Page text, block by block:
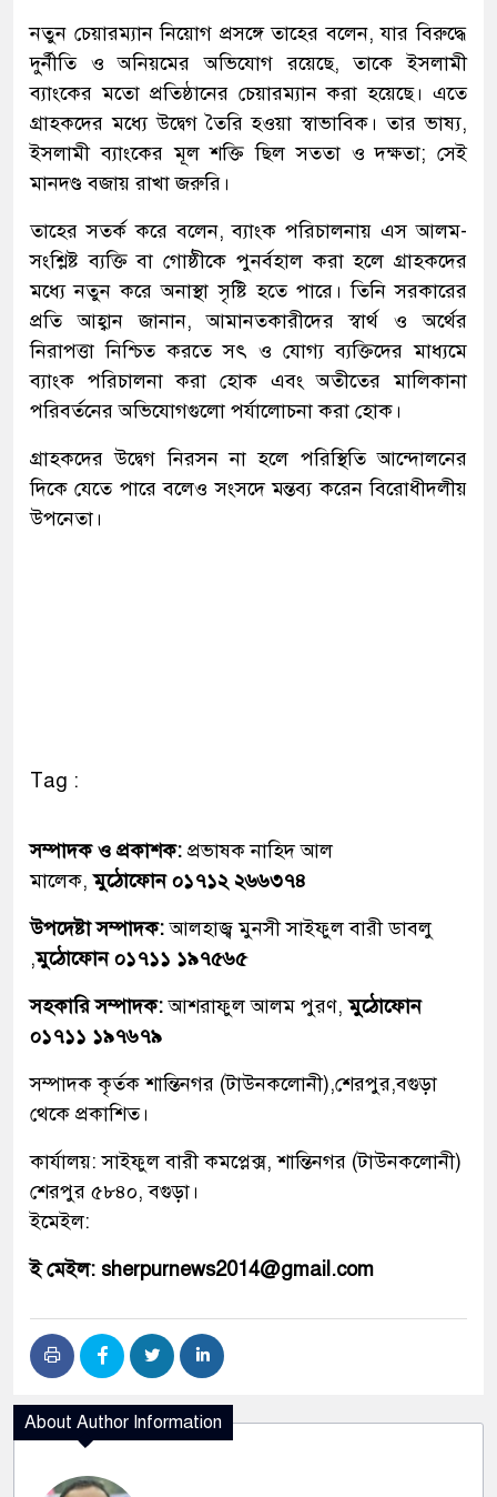
নতুন চেয়ারম্যান নিয়োগ প্রসঙ্গে তাহের বলেন, যার বিরুদ্ধে
দুর্নীতি ও অনিয়মের অভিযোগ রয়েছে, তাকে ইসলামী
ব্যাংকের মতো প্রতিষ্ঠানের চেয়ারম্যান করা হয়েছে। এতে
গ্রাহকদের মধ্যে উদ্বেগ তৈরি হওয়া স্বাভাবিক। তার ভাষ্য,
ইসলামী ব্যাংকের মূল শক্তি ছিল সততা ও দক্ষতা; সেই
মানদণ্ড বজায় রাখা জরুরি।
তাহের সতর্ক করে বলেন, ব্যাংক পরিচালনায় এস আলম-
সংশ্লিষ্ট ব্যক্তি বা গোষ্ঠীকে পুনর্বহাল করা হলে গ্রাহকদের
মধ্যে নতুন করে অনাস্থা সৃষ্টি হতে পারে। তিনি সরকারের
প্রতি আহ্বান জানান, আমানতকারীদের স্বার্থ ও অর্থের
নিরাপত্তা নিশ্চিত করতে সৎ ও যোগ্য ব্যক্তিদের মাধ্যমে
ব্যাংক পরিচালনা করা হোক এবং অতীতের মালিকানা
পরিবর্তনের অভিযোগগুলো পর্যালোচনা করা হোক।
গ্রাহকদের উদ্বেগ নিরসন না হলে পরিস্থিতি আন্দোলনের
দিকে যেতে পারে বলেও সংসদে মন্তব্য করেন বিরোধীদলীয়
উপনেতা।
Tag :
সম্পাদক ও প্রকাশক: প্রভাষক নাহিদ আল
মালেক,মুঠোফোন ০১৭১২ ২৬৬৩৭৪
উপদেষ্টা সম্পাদক:আলহাজ্ব মুনসী সাইফুল বারী ডাবলু
,মুঠোফোন ০১৭১১ ১৯৭৫৬৫
সহকারি সম্পাদক:আশরাফুল আলম পুরণ,মুঠোফোন
০১৭১১ ১৯৭৬৭৯
সম্পাদক কৃর্তক শান্তিনগর (টাউনকলোনী),শেরপুর,বগুড়া
থেকে প্রকাশিত।
কার্যালয়: সাইফুল বারী কমপ্লেক্স, শান্তিনগর (টাউনকলোনী)
শেরপুর ৫৮৪০, বগুড়া।
ইমেইল:
ই মেইল: sherpurnews2014@gmail.com
About Author Information